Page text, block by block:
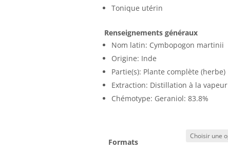
Tonique utérin
Renseignements généraux
Nom latin: Cymbopogon martinii
Origine: Inde
Partie(s): Plante complète (herbe)
Extraction: Distillation à la vapeur
Chémotype: Geraniol: 83.8%
Formats